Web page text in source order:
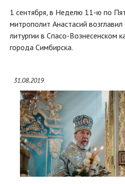
1 сентября, в Неделю 11-ю по
митрополит Анастасий
литургии в Спасо-Вознесенском
города Симбирска.
31.08.2019